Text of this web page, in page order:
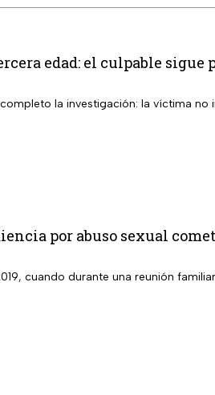
edad: el culpable sigue
la investigación: la víctima no
por abuso sexual
cuando durante una reunión